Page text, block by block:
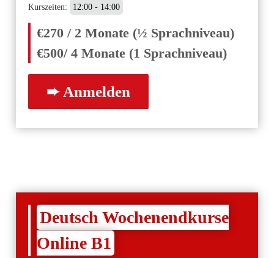
Kurszeiten: 12:00 - 14:00
€270 / 2 Monate (½ Sprachniveau)
€500/ 4 Monate (1 Sprachniveau)
Deutsch Wochenendkurse
Online B1